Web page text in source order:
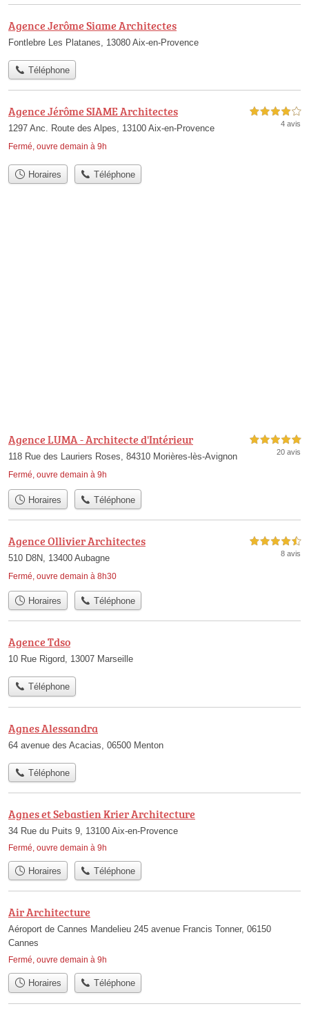
Agence Jerôme Siame Architectes
Fontlebre Les Platanes, 13080 Aix-en-Provence
Téléphone
Agence Jérôme SIAME Architectes
1297 Anc. Route des Alpes, 13100 Aix-en-Provence
Fermé, ouvre demain à 9h
4,0 étoiles sur 5
4 avis
Horaires Téléphone
Agence LUMA - Architecte d'Intérieur
118 Rue des Lauriers Roses, 84310 Morières-lès-Avignon
Fermé, ouvre demain à 9h
5,0 étoiles sur 5
20 avis
Horaires Téléphone
Agence Ollivier Architectes
510 D8N, 13400 Aubagne
Fermé, ouvre demain à 8h30
4,5 étoiles sur 5
8 avis
Horaires Téléphone
Agence Tdso
10 Rue Rigord, 13007 Marseille
Téléphone
Agnes Alessandra
64 avenue des Acacias, 06500 Menton
Téléphone
Agnes et Sebastien Krier Architecture
34 Rue du Puits 9, 13100 Aix-en-Provence
Fermé, ouvre demain à 9h
Horaires Téléphone
Air Architecture
Aéroport de Cannes Mandelieu 245 avenue Francis Tonner, 06150
Cannes
Fermé, ouvre demain à 9h
Horaires Téléphone